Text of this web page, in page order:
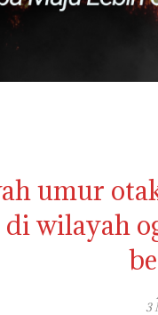
umur
di wilayah
3